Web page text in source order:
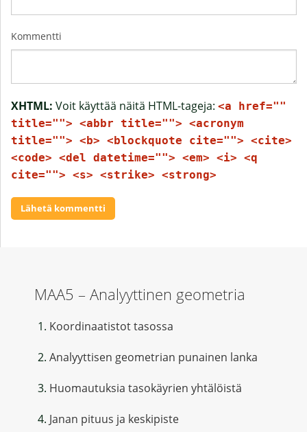
Kommentti
XHTML: Voit käyttää näitä HTML-tageja: <a href=""
title=""> <abbr title=""> <acronym
title=""> <b> <blockquote cite=""> <cite>
<code> <del datetime=""> <em> <i> <q
cite=""> <s> <strike> <strong>
MAA5 – Analyyttinen geometria
Koordinaatistot tasossa
Analyyttisen geometrian punainen lanka
Huomautuksia tasokäyrien yhtälöistä
Janan pituus ja keskipiste